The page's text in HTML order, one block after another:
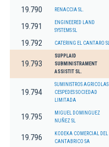
19.790 RENACCIA SL.
19.791
ENGINEERED LAND
SYSTEMS SL
19.792 CATERING EL CANTARO SL
19.793
SUPPLAID
SUBMINISTRAMENT
ASSISTIT SL.
19.794
SUMINISTROS AGRICOLAS
CESPEDES SOCIEDAD
LIMITADA
19.795
MIGUEL DOMINGUEZ
NUÑEZ SL
19.796
KODEKA COMERCIAL DEL
CANTABRICO SA